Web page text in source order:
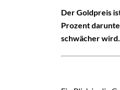
Der Goldpreis
Prozent
schwächer